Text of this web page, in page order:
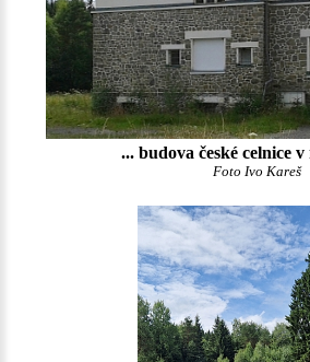
... budova české celnice v
Foto Ivo Kareš